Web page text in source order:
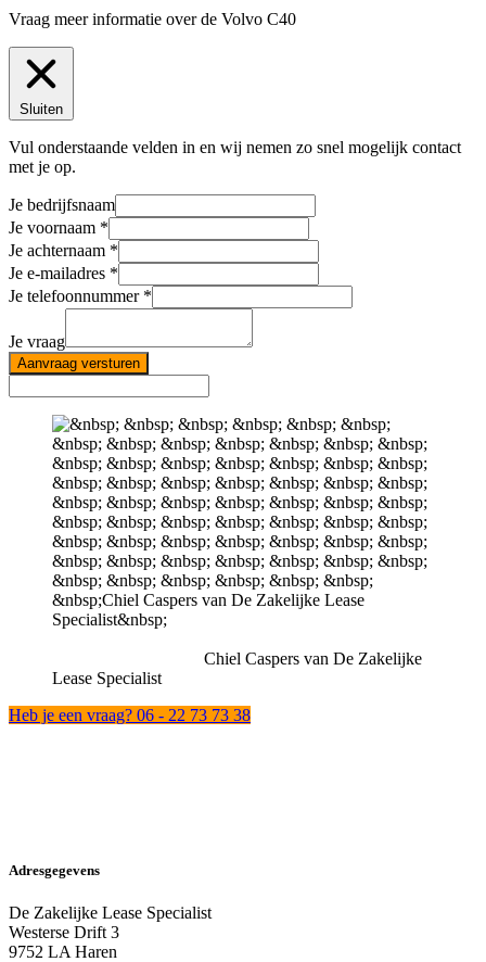
Vraag meer informatie over de Volvo C40
Sluiten
Vul onderstaande velden in en wij nemen zo snel mogelijk contact
met je op.
Je bedrijfsnaam
Je voornaam
Je achternaam
Je e-mailadres
Je telefoonnummer
Je vraag
Aanvraag versturen
Chiel Caspers van De Zakelijke
Lease Specialist
Heb je een vraag? 06 - 22 73 73 38
Adresgegevens
De Zakelijke Lease Specialist
Westerse Drift 3
9752 LA Haren